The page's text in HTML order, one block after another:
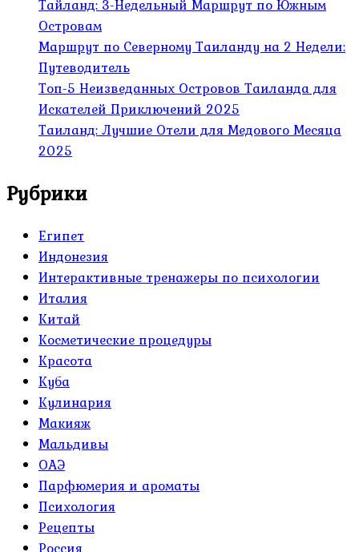
Тайланд: 3-Недельный Маршрут по Южным
Островам
Маршрут по Северному Таиланду на 2 Недели:
Путеводитель
Топ-5 Неизведанных Островов Таиланда для
Искателей Приключений 2025
Таиланд: Лучшие Отели для Медового Месяца
2025
Рубрики
Египет
Индонезия
Интерактивные тренажеры по психологии
Италия
Китай
Косметические процедуры
Красота
Куба
Кулинария
Макияж
Мальдивы
ОАЭ
Парфюмерия и ароматы
Психология
Рецепты